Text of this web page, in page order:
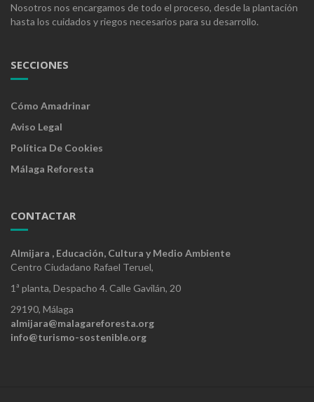
Nosotros nos encargamos de todo el proceso, desde la plantación
hasta los cuidados y riegos necesarios para su desarrollo.
SECCIONES
Cómo Amadrinar
Aviso Legal
Política De Cookies
Málaga Reforesta
CONTACTAR
Almijara , Educación, Cultura y Medio Ambiente
Centro Ciudadano Rafael Teruel,
1ª planta, Despacho 4. Calle Gavilán, 20
29190, Málaga
almijara@malagareforesta.org
info@turismo-sostenible.org